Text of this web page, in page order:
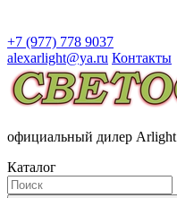
+7 (977) 778 9037
alexarlight@ya.ru Контакты
официальный дилер Arlight
Каталог